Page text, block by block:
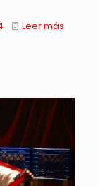
Leer más